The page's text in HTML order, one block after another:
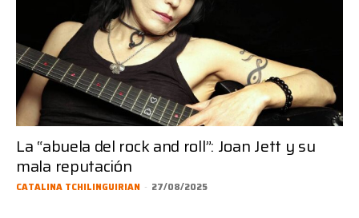
La “abuela del rock and roll”: Joan Jett y su
mala reputación
CATALINA TCHILINGUIRIAN - 27/08/2025